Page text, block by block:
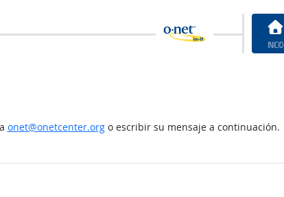
INICIO
onet@onetcenter.orgo escribir su mensaje a continuación.